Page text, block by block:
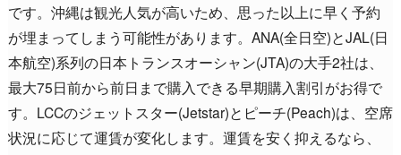
です。沖縄は観光人気が高いため、思った以上に早く予約
が埋まってしまう可能性があります。ANA(全日空)とJAL(日
本航空)系列の日本トランスオーシャン(JTA)の大手2社は、
最大75日前から前日まで購入できる早期購入割引がお得で
す。LCCのジェットスター(Jetstar)とピーチ(Peach)は、空席
状況に応じて運賃が変化します。運賃を安く抑えるなら、